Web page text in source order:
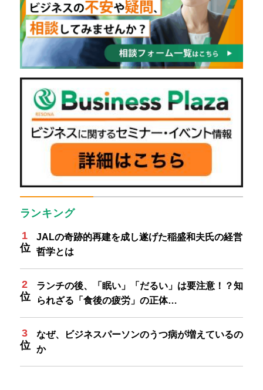
ランキング
JALの奇跡的再建を成し遂げた稲盛和夫氏の経営
哲学とは
ランチの後、「眠い」「だるい」は要注意！？知
られざる「食後の疲労」の正体…
なぜ、ビジネスパーソンのうつ病が増えているの
か